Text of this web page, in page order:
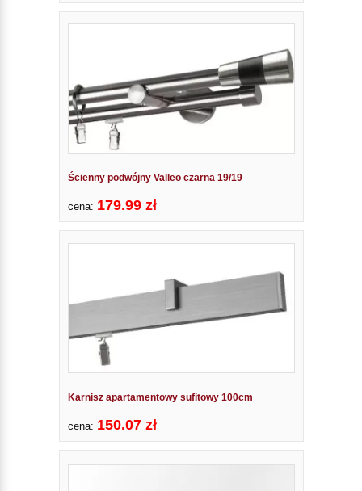
Ścienny podwójny Valleo czarna 19/19
cena: 179.99 zł
Karnisz apartamentowy sufitowy 100cm
cena: 150.07 zł